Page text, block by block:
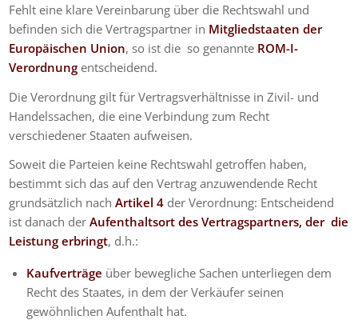
Fehlt eine klare Vereinbarung über die Rechtswahl und
befinden sich die Vertragspartner in Mitgliedstaaten der
Europäischen Union, so ist die so genannte ROM-I-
Verordnung entscheidend.
Die Verordnung gilt für Vertragsverhältnisse in Zivil- und
Handelssachen, die eine Verbindung zum Recht
verschiedener Staaten aufweisen.
Soweit die Parteien keine Rechtswahl getroffen haben,
bestimmt sich das auf den Vertrag anzuwendende Recht
grundsätzlich nachArtikel 4 der Verordnung: Entscheidend
ist danach derAufenthaltsort des Vertragspartners, der die
Leistung erbringt, d.h.:
Kaufverträge über bewegliche Sachen unterliegen dem
Recht des Staates, in dem der Verkäufer seinen
gewöhnlichen Aufenthalt hat.